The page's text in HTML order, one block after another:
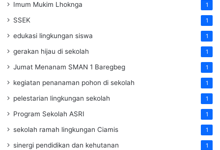
Imum Mukim Lhoknga 1
SSEK 1
edukasi lingkungan siswa 1
gerakan hijau di sekolah 1
Jumat Menanam SMAN 1 Baregbeg 1
kegiatan penanaman pohon di sekolah 1
pelestarian lingkungan sekolah 1
Program Sekolah ASRI 1
sekolah ramah lingkungan Ciamis 1
sinergi pendidikan dan kehutanan 1